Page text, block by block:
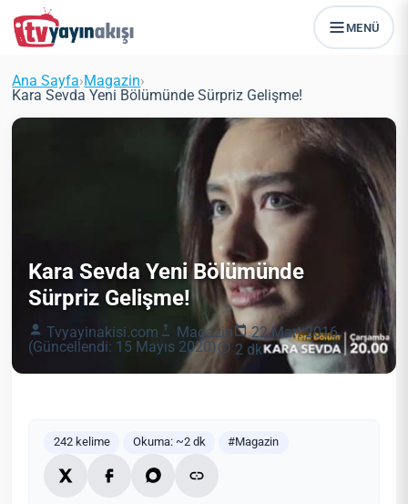
MENÜ
Ana Sayfa›Magazin›
Kara Sevda Yeni Bölümünde Sürpriz Gelişme!
Kara Sevda Yeni Bölümünde
Sürpriz Gelişme!
Tvyayinakisi.com Magazin
22 Mart 2016
(Güncellendi: 15 Mayıs 2020)
2 dk
242 kelime Okuma: ~2 dk #Magazin